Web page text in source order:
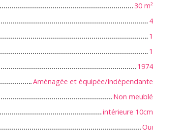
30 m²
4
1
1
1974
Aménagée et équipée/Indépendante
Non meublé
intérieure 10cm
Oui